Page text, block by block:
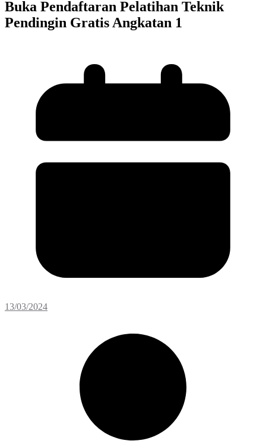
Buka Pendaftaran Pelatihan Teknik
Pendingin Gratis Angkatan 1
13/03/2024